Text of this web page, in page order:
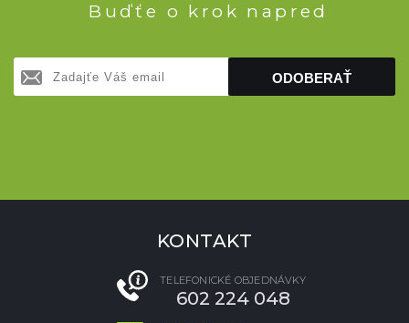
Buďťe o krok napred
ODOBERAŤ
KONTAKT
TELEFONICKÉ OBJEDNÁVKY
602 224 048